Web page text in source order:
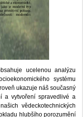
ucelenou analýzu
systému
ukazuje náš současný
a vytvoření spravedlivé a
vědeckotechnických
hlubšího porozumění